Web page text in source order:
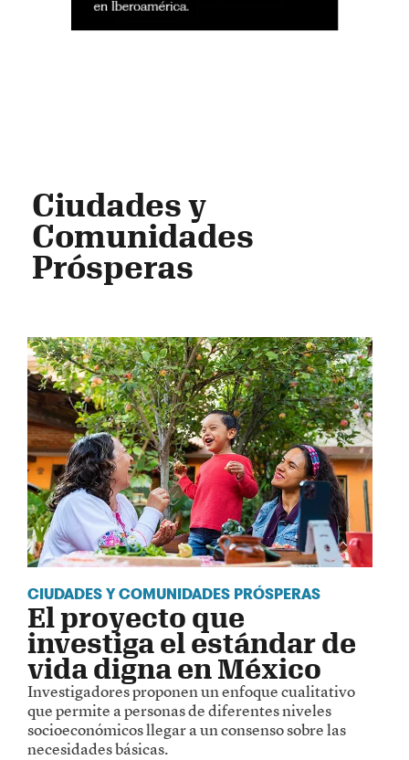
Ciudades y
Comunidades
Prósperas
CIUDADES Y COMUNIDADES PRÓSPERAS
El proyecto que
investiga el estándar de
vida digna en México
Investigadores proponen un enfoque cualitativo
que permite a personas de diferentes niveles
socioeconómicos llegar a un consenso sobre las
necesidades básicas.